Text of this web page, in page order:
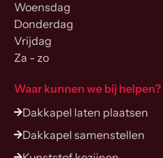
Woensdag
Donderdag
Vrijdag
Za - zo
Waar kunnen we bij helpen?
Dakkapel laten plaatsen
Dakkapel samenstellen